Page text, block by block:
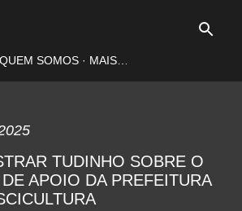
QUEM SOMOS MAIS…
TUDINHO SOBRE O
APOIO DA PREFEITURA